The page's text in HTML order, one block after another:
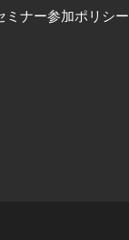
ミナー参加ポリシー